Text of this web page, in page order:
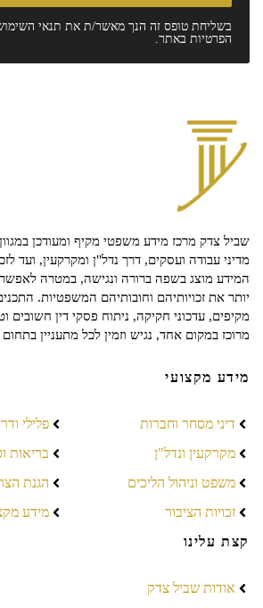
בשליחת טופס זה הנך מאשר/ת את תנאי
הפרטיות באתר.
שביל צדק מרכז מידע משפטי מקיף ומעודכן
מדיני עבודה ועסקים, דרך נדל"ן ומקרקעין, ועד
המידע מוצג בשפה ברורה ונגישה, במטרה לאפשר
יותר את זכויותיהם וחובותיהם המשפטיות.
מקיפים, עדכוני חקיקה, ניתוח פסקי דין חשובים
מרוכז במקום אחד, נגיש וזמין לכל מתעניין
מידע מקצועי
דיני מסחר וחברות
מקרקעין ונדל"ן
משפט וניהול הליכים
זכויות הציבור
פלילי
בריאות
הגנת
מידע
קצת עלינו
אודות שביל צדק